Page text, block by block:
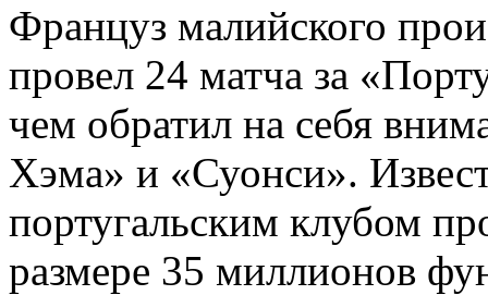
Француз малийского
провел 24 матча за
чем обратил на себя
Хэма» и «Суонси».
португальским клубом
размере 35 миллионов